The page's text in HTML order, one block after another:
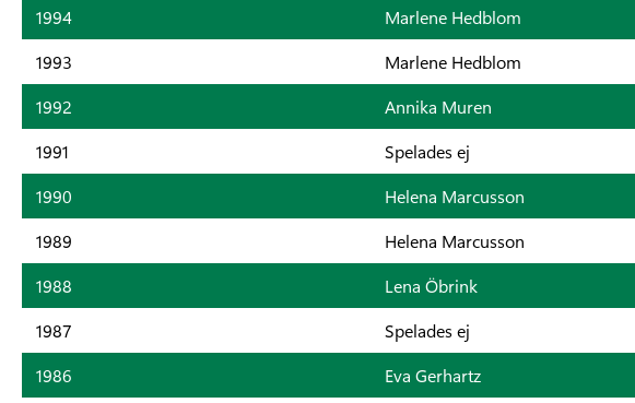
1994
Marlene Hedblom
1993
Marlene Hedblom
1992
Annika Muren
1991
Spelades ej
1990
Helena Marcusson
1989
Helena Marcusson
1988
Lena Öbrink
1987
Spelades ej
1986
Eva Gerhartz